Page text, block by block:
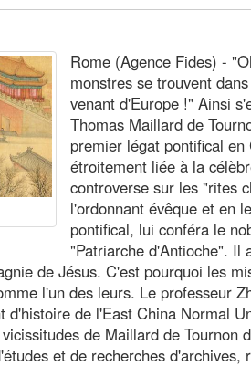
Rome (Agence Fides) -
monstres se trouvent
venant d'Europe !" Ainsi
Thomas Maillard de
premier légat pontifical
étroitement liée à la
controverse sur les "rites
l'ordonnant évêque et en
pontifical, lui conféra le
"Patriarche d'Antioche". Il
de Jésus. C'est pourquoi les
l'un des leurs. Le professeur
d'histoire de l'East China Normal
de Maillard de Tournon
et de recherches d'archives,